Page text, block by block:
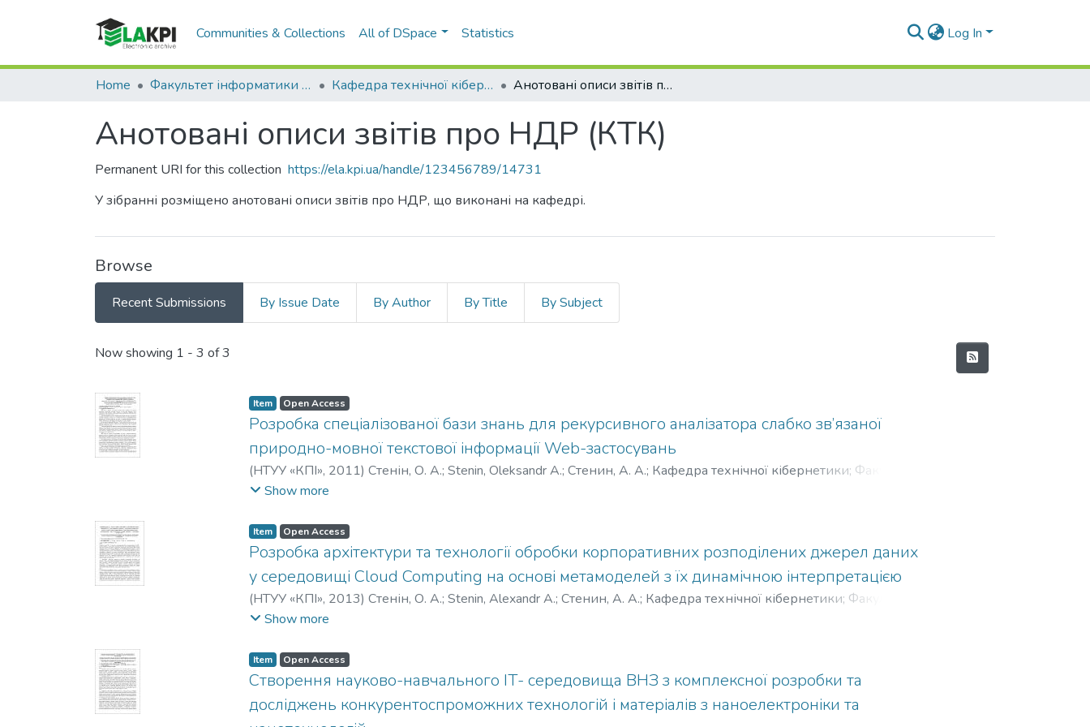
Communities & Collections All of DSpace Statistics Log In
Home Факультет інформатики та обчислювальної техніки (ФІОТ) Кафедра технічної кібернетики (КТК) Анотовані описи звітів про НДР (КТК)
Анотовані описи звітів про НДР (КТК)
Permanent URI for this collection https://ela.kpi.ua/handle/123456789/14731
У зібранні розміщено анотовані описи звітів про НДР, що виконані на кафедрі.
Browse
Recent Submissions By Issue Date By Author By Title By Subject
Recent Submissions
Now showing 1 - 3 of 3
Item Open Access
Розробка спеціалізованої бази знань для рекурсивного аналізатора слабко зв’язаної
природно-мовної текстової інформації Web-застосувань
(НТУУ «КПІ», 2011) Стенін, О. А.; Stenin, Oleksandr A.; Стенин, А. А.; Кафедра технічної кібернетики; Факультет
інформатики та обчислювальної техніки
Show more
Item Open Access
Розробка архітектури та технології обробки корпоративних розподілених джерел даних
у середовищі Cloud Computing на основі метамоделей з їх динамічною інтерпретацією
(НТУУ «КПІ», 2013) Стенін, О. А.; Stenin, Alexandr A.; Стенин, А. А.; Кафедра технічної кібернетики; Факультет
інформатики та обчислювальної техніки
Show more
Item Open Access
Створення науково-навчального ІТ- середовища ВНЗ з комплексної розробки та
досліджень конкурентоспроможних технологій і матеріалів з наноелектроніки та